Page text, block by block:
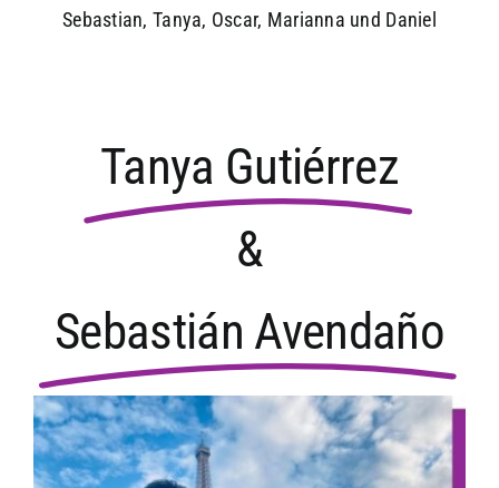
Sebastian, Tanya, Oscar, Marianna und Daniel
Tanya Gutiérrez
&
Sebastián Avendaño